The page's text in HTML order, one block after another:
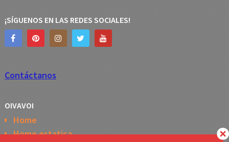
¡SÍGUENOS EN LAS REDES SOCIALES!
Contáctanos
OIVAVOI
Home
Home estatica